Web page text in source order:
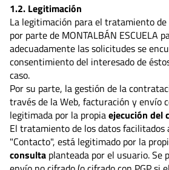
1.2. Legitimación
La legitimación para el tratamiento
por parte de MONTALBÁN ESCUELA
adecuadamente las solicitudes se
consentimiento del interesado de
caso.
Por su parte, la gestión de la
través de la Web, facturación y envío
legitimada por la propiaejecución del
El tratamiento de los datos facilitados
"Contacto", está legitimado por la
consulta planteada por el usuario. Se